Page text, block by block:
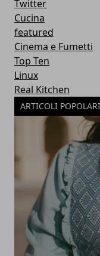
Twitter
Cucina
featured
Cinema e Fumetti
Top Ten
Linux
Real Kitchen
ARTICOLI POPOLARI